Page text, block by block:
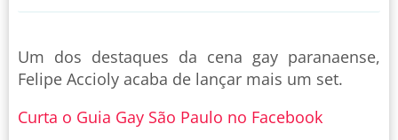
Um dos destaques da cena gay paranaense,
Felipe Accioly acaba de lançar mais um set.
Curta o Guia Gay São Paulo no Facebook